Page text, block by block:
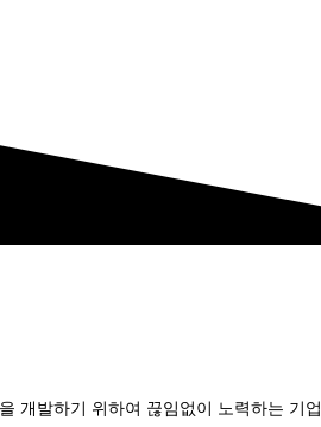
개발하기 위하여 끊임없이 노력하는 기업.